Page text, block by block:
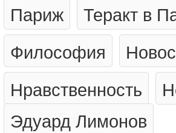
Париж
Теракт в
Философия
Нравственность
Эдуард Лимонов